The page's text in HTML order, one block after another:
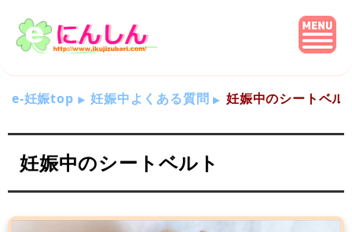
e-妊娠top 妊娠中よくある質問 妊娠中のシートベル
妊娠中のシートベルト